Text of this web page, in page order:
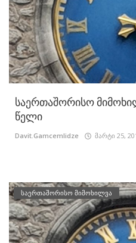
საერთაშორისო
წელი
Davit.Gamcemlidze მარტი 25,
საერთაშორისო მიმოხილვა